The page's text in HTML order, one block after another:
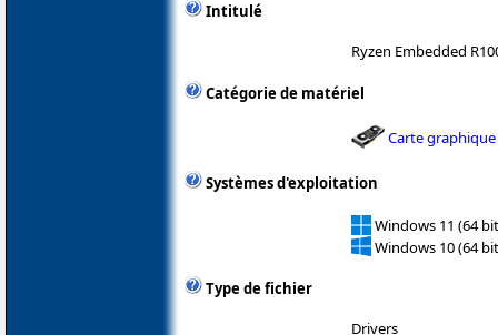
Intitulé
Ryzen Embedded
Catégorie de matériel
Carte graphique
Systèmes d'exploitation
Windows 11 (64
Windows 10 (64
Type de fichier
Drivers